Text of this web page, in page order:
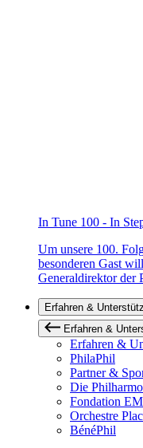
In Tune 100 - In
Um unsere 100.
besonderen Gast
Generaldirektor der
Erfahren &
Erfahren &
Erfahren &
PhilaPhil
Partner &
Die
Fondation
Orchestre
BénéPhil